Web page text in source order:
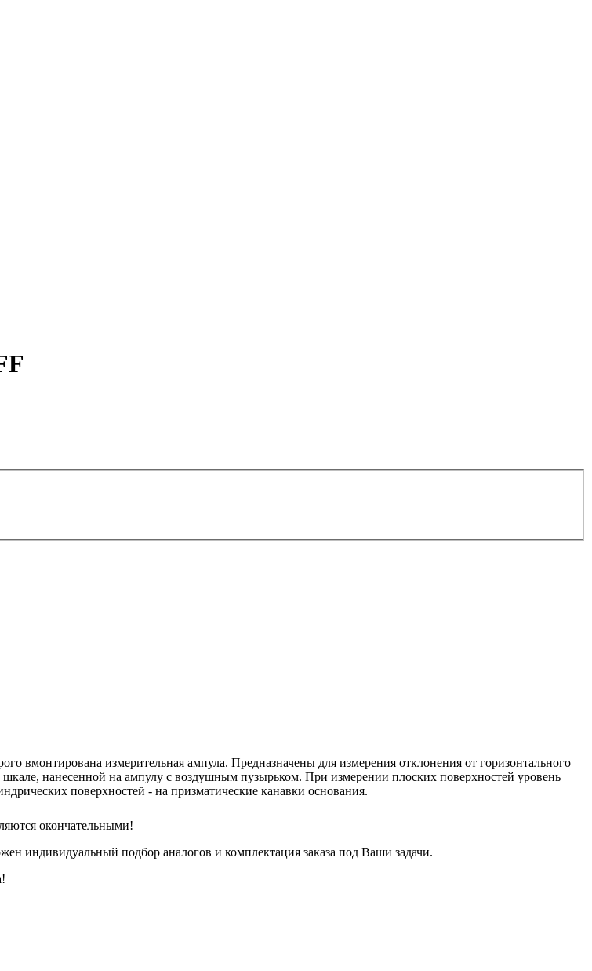
вмонтирована измерительная ампула. Предназначены для измерения отклонения от горизонтального
нанесенной на ампулу с воздушным пузырьком. При измерении плоских поверхностей уровень
поверхностей - на призматические канавки основания.
окончательными!
индивидуальный подбор аналогов и комплектация заказа под Ваши задачи.